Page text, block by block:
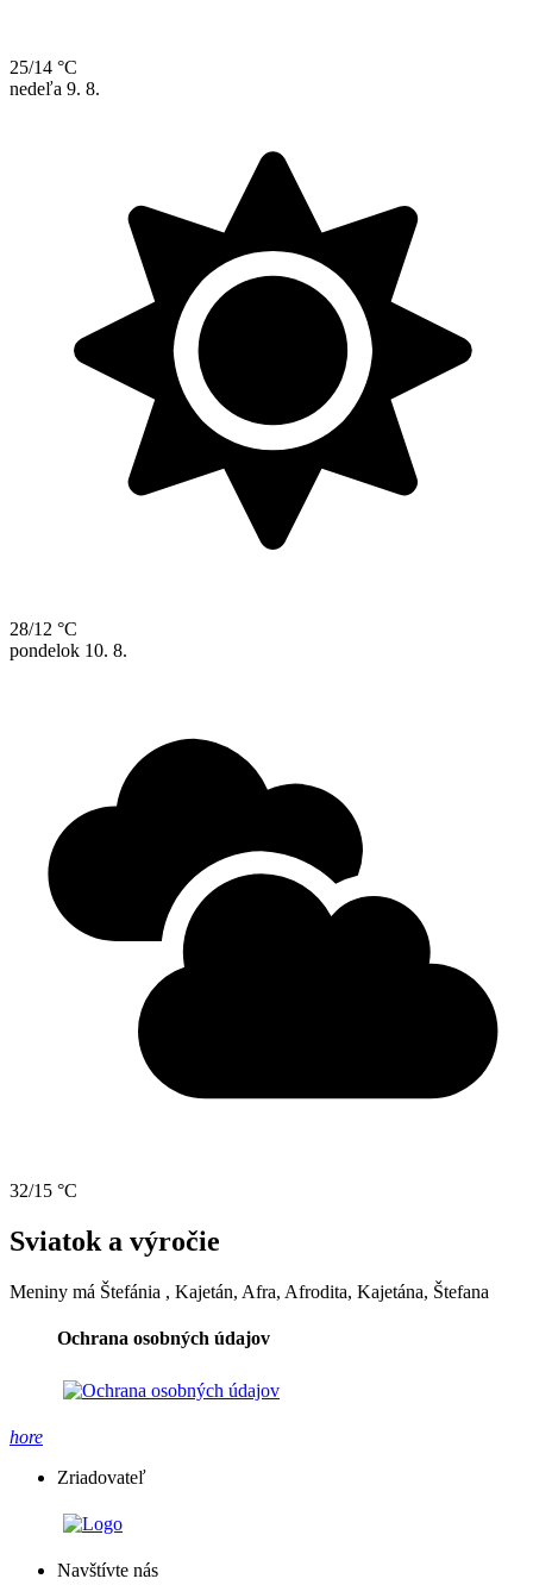
25/14 °C
nedeľa 9. 8.
28/12 °C
pondelok 10. 8.
32/15 °C
Sviatok a výročie
Meniny má Štefánia , Kajetán, Afra, Afrodita, Kajetána, Štefana
Ochrana osobných údajov
hore
Zriadovateľ
Navštívte nás